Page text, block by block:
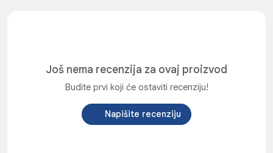
Još nema recenzija za ovaj proizvod
Budite prvi koji će ostaviti recenziju!
Napišite recenziju